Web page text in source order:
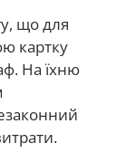
що для
картку
На їхню